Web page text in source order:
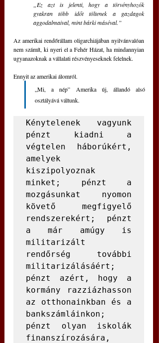
„Ez azt is jelenti, hogy a törvényhozók
gyakran több időt töltenek a gazdagok
aggodalmaival, mint bárki máséval.”
Az amerikai rendőrállam oligarchiájában nyilvánvalóan
nem számít, ki nyeri el a Fehér Házat, ha mindannyian
ugyanazoknak a vállalati részvényeseknek felelnek.
Ennyit az amerikai álomról.
„Mi, a nép” Amerika új, állandó alsó
osztályává váltunk.
Kénytelenek vagyunk
pénzt kiadni a
végtelen háborúkért,
amelyek
kiszipolyoznak
minket; pénzt a
mozgásunkat nyomon
követő megfigyelő
rendszerekért; pénzt
a már amúgy is
militarizált
rendőrség további
militarizálásáért;
pénzt azért, hogy a
kormány razziázhasson
az otthonainkban és a
bankszámláinkon;
pénzt olyan iskolák
finanszírozására,